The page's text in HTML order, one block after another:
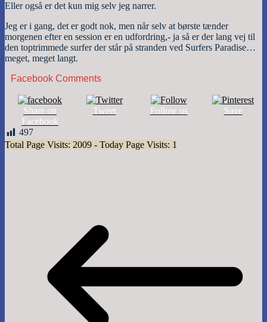
Eller også er det kun mig selv jeg narrer.
Jeg er i gang, det er godt nok, men når selv at børste tænder
morgenen efter en session er en udfordring,- ja så er der lang vej til
den toptrimmede surfer der står på stranden ved Surfers Paradise…
meget, meget langt.
Facebook Comments
Share on
Facebook
Tweet Follow us Save
497
Total Page Visits: 2009 - Today Page Visits: 1